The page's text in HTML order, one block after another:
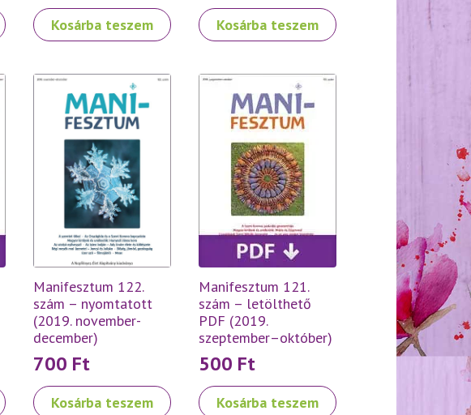
Kosárba teszem Kosárba teszem
Manifesztum 122.
szám – nyomtatott
(2019. november-
december)
700 Ft
Kosárba teszem
Manifesztum 121.
szám – letölthető
PDF (2019.
szeptember–október)
500 Ft
Kosárba teszem